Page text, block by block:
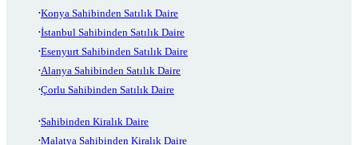
Konya Sahibinden Satılık Daire
İstanbul Sahibinden Satılık Daire
Esenyurt Sahibinden Satılık Daire
Alanya Sahibinden Satılık Daire
Çorlu Sahibinden Satılık Daire
Sahibinden Kiralık Daire
Malatya Sahibinden Kiralık Daire